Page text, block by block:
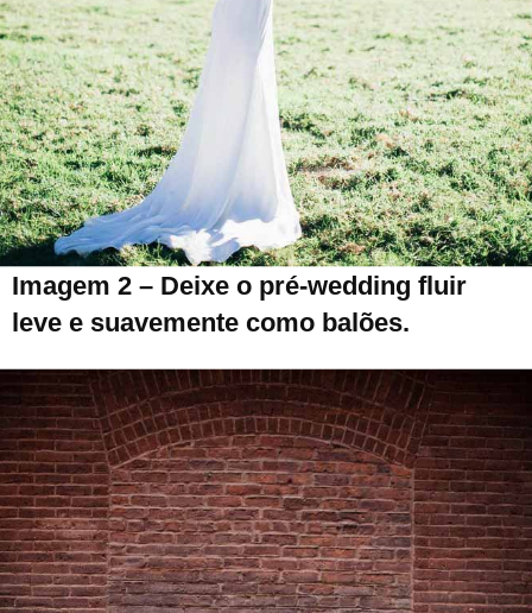
Imagem 2 – Deixe o pré-wedding fluir
leve e suavemente como balões.